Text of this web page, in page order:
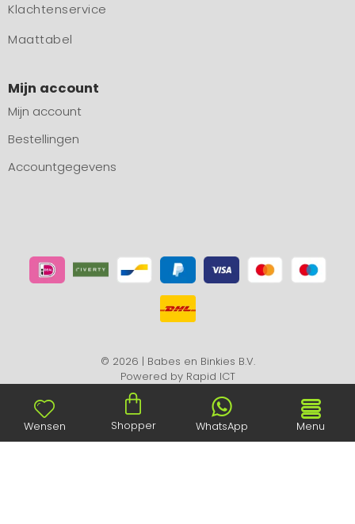
Klachtenservice
Maattabel
Mijn account
Mijn account
Bestellingen
Accountgegevens
© 2026 | Babes en Binkies B.V.
Powered by Rapid ICT
Wensen Shopper WhatsApp Menu